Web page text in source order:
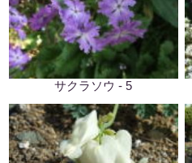
サクラソウ - 5